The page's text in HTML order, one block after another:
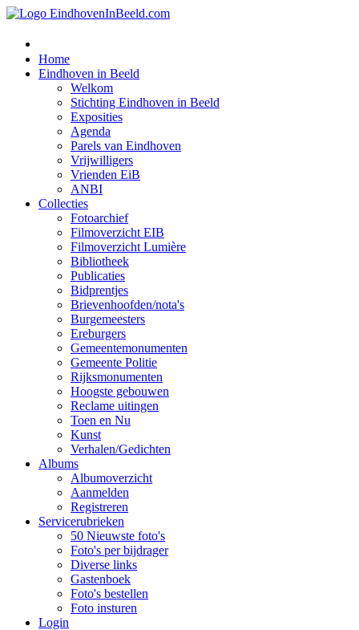
Home
Eindhoven in Beeld
Welkom
Stichting Eindhoven in Beeld
Exposities
Agenda
Parels van Eindhoven
Vrijwilligers
Vrienden EiB
ANBI
Collecties
Fotoarchief
Filmoverzicht EIB
Filmoverzicht Lumière
Bibliotheek
Publicaties
Bidprentjes
Brievenhoofden/nota's
Burgemeesters
Ereburgers
Gemeentemonumenten
Gemeente Politie
Rijksmonumenten
Hoogste gebouwen
Reclame uitingen
Toen en Nu
Kunst
Verhalen/Gedichten
Albums
Albumoverzicht
Aanmelden
Registreren
Servicerubrieken
50 Nieuwste foto's
Foto's per bijdrager
Diverse links
Gastenboek
Foto's bestellen
Foto insturen
Login